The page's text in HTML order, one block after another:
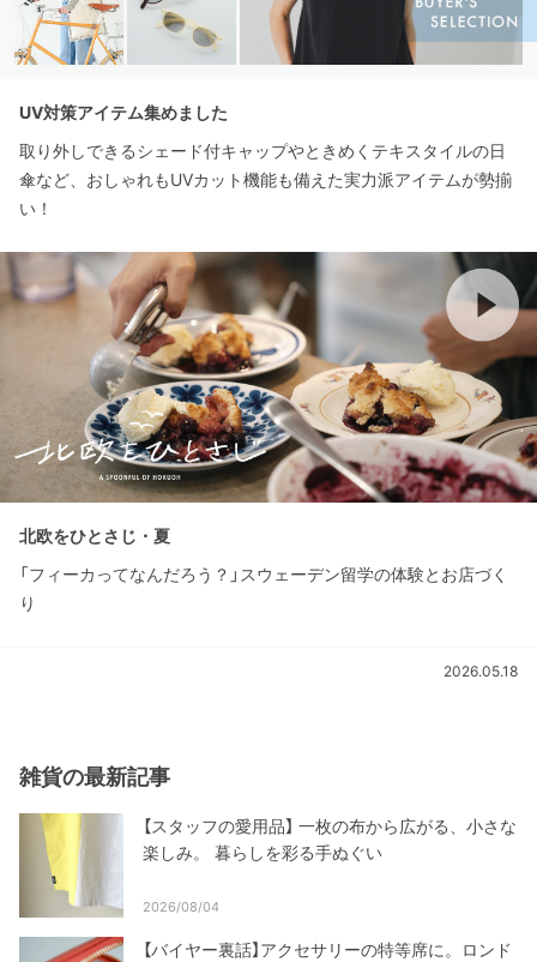
UV対策アイテム集めました
取り外しできるシェード付キャップやときめくテキスタイルの日
傘など、おしゃれもUVカット機能も備えた実力派アイテムが勢揃
い！
北欧をひとさじ・夏
「フィーカってなんだろう？」スウェーデン留学の体験とお店づく
り
2026.05.18
雑貨の最新記事
【スタッフの愛用品】 一枚の布から広がる、小さな
楽しみ。 暮らしを彩る手ぬぐい
2026/08/04
【バイヤー裏話】アクセサリーの特等席に。ロンド